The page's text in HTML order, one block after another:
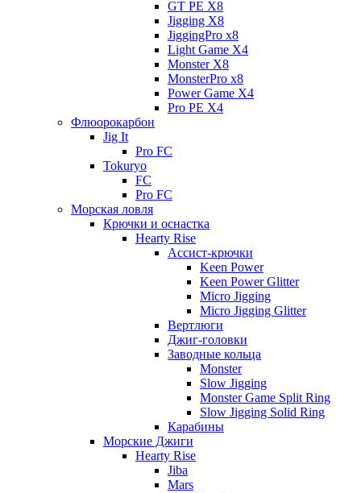
GT PE X8
Jigging X8
JiggingPro x8
Light Game X4
Monster X8
MonsterPro x8
Power Game X4
Pro PE X4
Флюорокарбон
Jig It
Pro FC
Tokuryo
FC
Pro FC
Морская ловля
Крючки и оснастка
Hearty Rise
Ассист-крючки
Keen Power
Keen Power Glitter
Micro Jigging
Micro Jigging Glitter
Вертлюги
Джиг-головки
Заводные кольца
Monster
Slow Jigging
Monster Game Split Ring
Slow Jigging Solid Ring
Карабины
Морские Джиги
Hearty Rise
Jiba
Mars